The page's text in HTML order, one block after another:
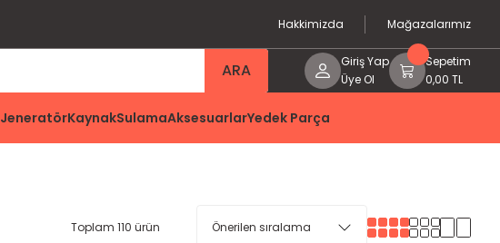
Hakkimizda Mağazalarımız
ARA
Giriş Yap
Üye Ol
Sepetim
0,00 TL
JeneratörKaynakSulamaAksesuarlarYedek Parça
Toplam 110 ürün